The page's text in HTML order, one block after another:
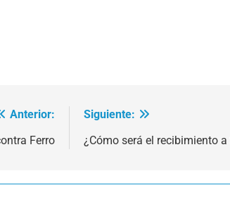
Anterior:
Ferro
Siguiente:
¿Cómo será el recibimiento a